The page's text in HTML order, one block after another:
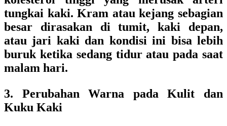
tungkai kaki. Kram atau kejang sebagian
besar dirasakan di tumit, kaki depan,
atau jari kaki dan kondisi ini bisa lebih
buruk ketika sedang tidur atau pada saat
malam hari.
3. Perubahan Warna pada Kulit dan
Kuku Kaki